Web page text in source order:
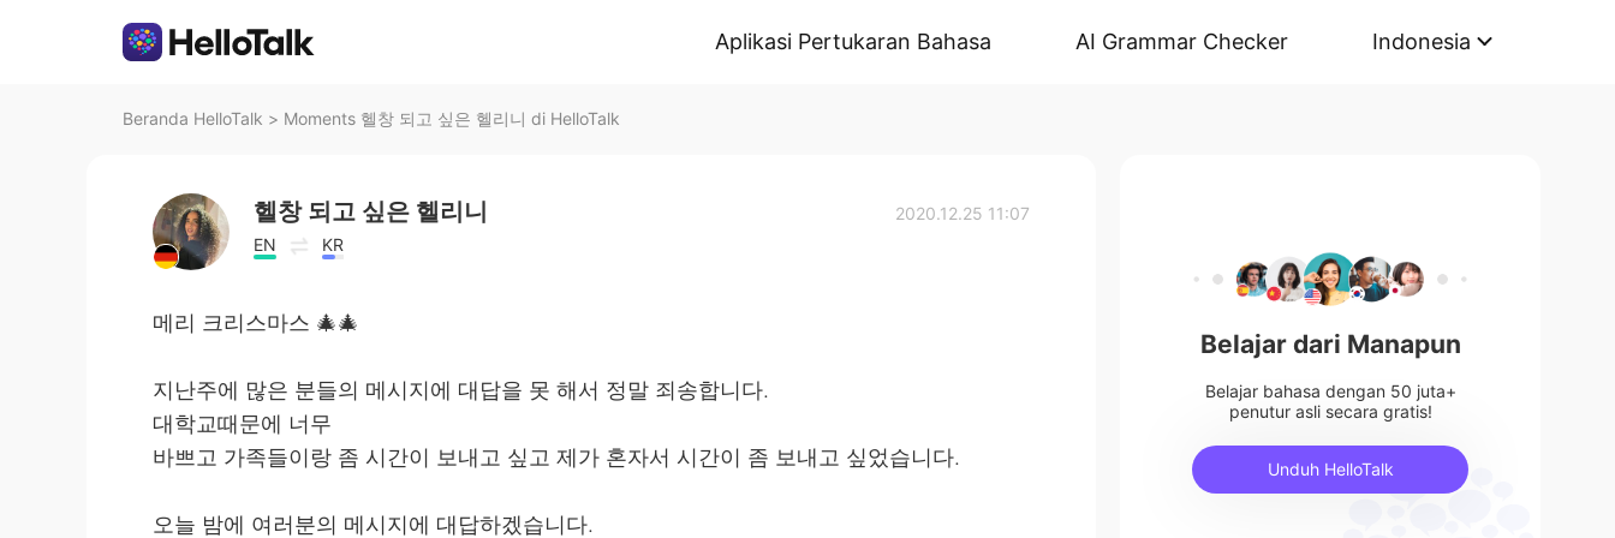
Aplikasi Pertukaran Bahasa AI Grammar Checker Indonesia
Beranda HelloTalk > Moments 헬창 되고 싶은 헬리니 di HelloTalk
헬창 되고 싶은 헬리니
EN KR
2020.12.25 11:07
메리 크리스마스 🎄🎄
지난주에 많은 분들의 메시지에 대답을 못 해서 정말 죄송합니다.
대학교때문에 너무
바쁘고 가족들이랑 좀 시간이 보내고 싶고 제가 혼자서 시간이 좀 보내고 싶었습니다.
오늘 밤에 여러분의 메시지에 대답하겠습니다.
Belajar dari Manapun
Belajar bahasa dengan 50 juta+
penutur asli secara gratis!
Unduh HelloTalk